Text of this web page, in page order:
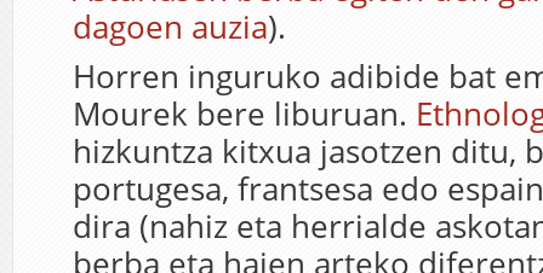
dagoen auzia).
Horren inguruko adibide bat
Mourek bere liburuan.
hizkuntza kitxua jasotzen ditu,
portugesa, frantsesa edo
dira (nahiz eta herrialde
berba eta haien arteko